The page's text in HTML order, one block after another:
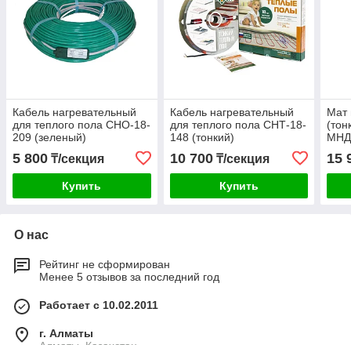
Кабель нагревательный
для теплого пола СНО-18-
209 (зеленый)
5 800 ₸/секция
Купить
Кабель нагревательный
для теплого пола СНТ-18-
148 (тонкий)
10 700₸/секция
Купить
Мат
15
О нас
Рейтинг не сформирован
Менее 5 отзывов за последний год
Работает с 10.02.2011
г. Алматы